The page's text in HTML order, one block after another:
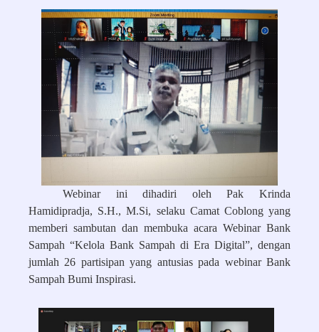
Webinar ini dihadiri oleh Pak Krinda
Hamidipradja, S.H., M.Si, selaku Camat Coblong yang
memberi sambutan dan membuka acara Webinar Bank
Sampah “Kelola Bank Sampah di Era Digital”, dengan
jumlah 26 partisipan yang antusias pada webinar Bank
Sampah Bumi Inspirasi.